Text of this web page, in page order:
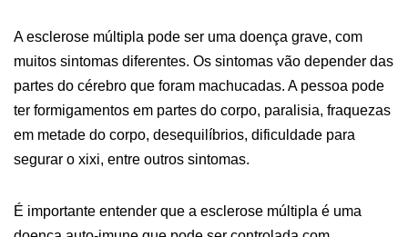
A esclerose múltipla pode ser uma doença grave, com
muitos sintomas diferentes. Os sintomas vão depender das
partes do cérebro que foram machucadas. A pessoa pode
ter formigamentos em partes do corpo, paralisia, fraquezas
em metade do corpo, desequilíbrios, dificuldade para
segurar o xixi, entre outros sintomas.
É importante entender que a esclerose múltipla é uma